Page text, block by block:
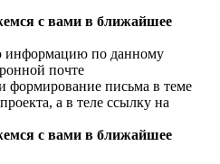
с вами в ближайшее
информацию по данному
почте
формирование письма в теме
а в теле ссылку на
с вами в ближайшее